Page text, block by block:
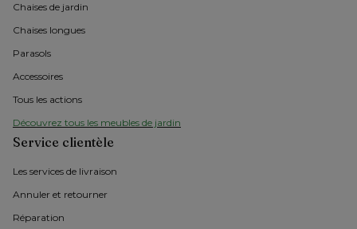
Chaises de jardin
Chaises longues
Parasols
Accessoires
Tous les actions
Découvrez tous les meubles de jardin
Service clientèle
Les services de livraison
Annuler et retourner
Réparation